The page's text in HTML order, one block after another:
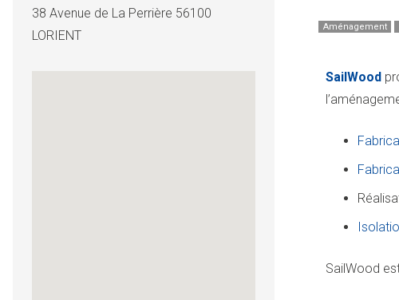
38 Avenue de La Perrière 56100
LORIENT
Aménagement
SailWood
SailWood